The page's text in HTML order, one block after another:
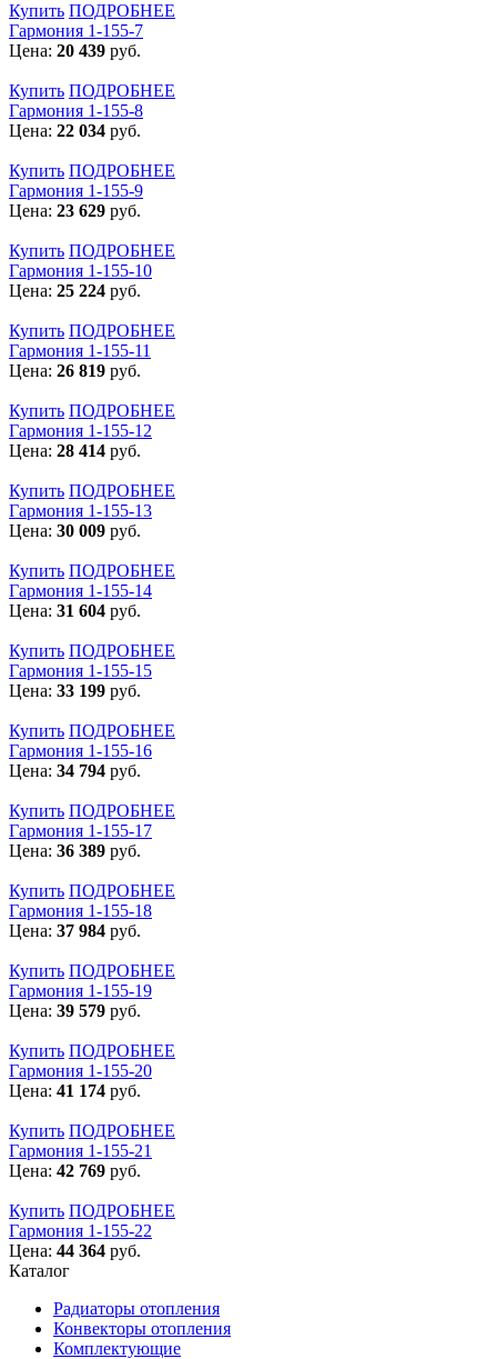
Купить ПОДРОБНЕЕ
Гармония 1-155-7
Цена: 20 439 руб.
Купить ПОДРОБНЕЕ
Гармония 1-155-8
Цена: 22 034 руб.
Купить ПОДРОБНЕЕ
Гармония 1-155-9
Цена: 23 629 руб.
Купить ПОДРОБНЕЕ
Гармония 1-155-10
Цена: 25 224 руб.
Купить ПОДРОБНЕЕ
Гармония 1-155-11
Цена: 26 819 руб.
Купить ПОДРОБНЕЕ
Гармония 1-155-12
Цена: 28 414 руб.
Купить ПОДРОБНЕЕ
Гармония 1-155-13
Цена: 30 009 руб.
Купить ПОДРОБНЕЕ
Гармония 1-155-14
Цена: 31 604 руб.
Купить ПОДРОБНЕЕ
Гармония 1-155-15
Цена: 33 199 руб.
Купить ПОДРОБНЕЕ
Гармония 1-155-16
Цена: 34 794 руб.
Купить ПОДРОБНЕЕ
Гармония 1-155-17
Цена: 36 389 руб.
Купить ПОДРОБНЕЕ
Гармония 1-155-18
Цена: 37 984 руб.
Купить ПОДРОБНЕЕ
Гармония 1-155-19
Цена: 39 579 руб.
Купить ПОДРОБНЕЕ
Гармония 1-155-20
Цена: 41 174 руб.
Купить ПОДРОБНЕЕ
Гармония 1-155-21
Цена: 42 769 руб.
Купить ПОДРОБНЕЕ
Гармония 1-155-22
Цена: 44 364 руб.
Каталог
Радиаторы отопления
Конвекторы отопления
Комплектующие